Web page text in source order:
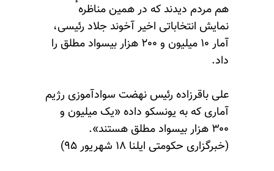
هم مردم دیدند که در همین مناظرهٴ
نمایش انتخاباتی اخیر آخوند جلاد رئیسی،
آمار ۱۰ میلیون و ۲۰۰ هزار بیسواد مطلق را
داد.
علی باقرزاده رئیس نهضت سوادآموزی رژیم
آماری که به یونسکو داده «یک میلیون و
۳۰۰ هزار بیسواد مطلق هستند».
(خبرگزاری حکومتی ایلنا ۱۸ شهریور ۹۵)